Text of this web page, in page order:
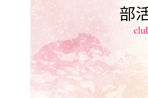
部